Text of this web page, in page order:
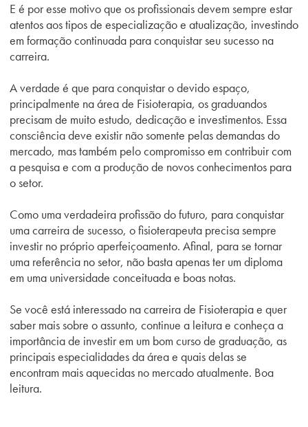
E é por esse motivo que os profissionais devem sempre estar
atentos aos tipos de especialização e atualização, investindo
em formação continuada para conquistar seu sucesso na
carreira.
A verdade é que para conquistar o devido espaço,
principalmente na área de Fisioterapia, os graduandos
precisam de muito estudo, dedicação e investimentos. Essa
consciência deve existir não somente pelas demandas do
mercado, mas também pelo compromisso em contribuir com
a pesquisa e com a produção de novos conhecimentos para
o setor.
Como uma verdadeira profissão do futuro, para conquistar
uma carreira de sucesso, o fisioterapeuta precisa sempre
investir no próprio aperfeiçoamento. Afinal, para se tornar
uma referência no setor, não basta apenas ter um diploma
em uma universidade conceituada e boas notas.
Se você está interessado na carreira de Fisioterapia e quer
saber mais sobre o assunto, continue a leitura e conheça a
importância de investir em um bom curso de graduação, as
principais especialidades da área e quais delas se
encontram mais aquecidas no mercado atualmente. Boa
leitura.